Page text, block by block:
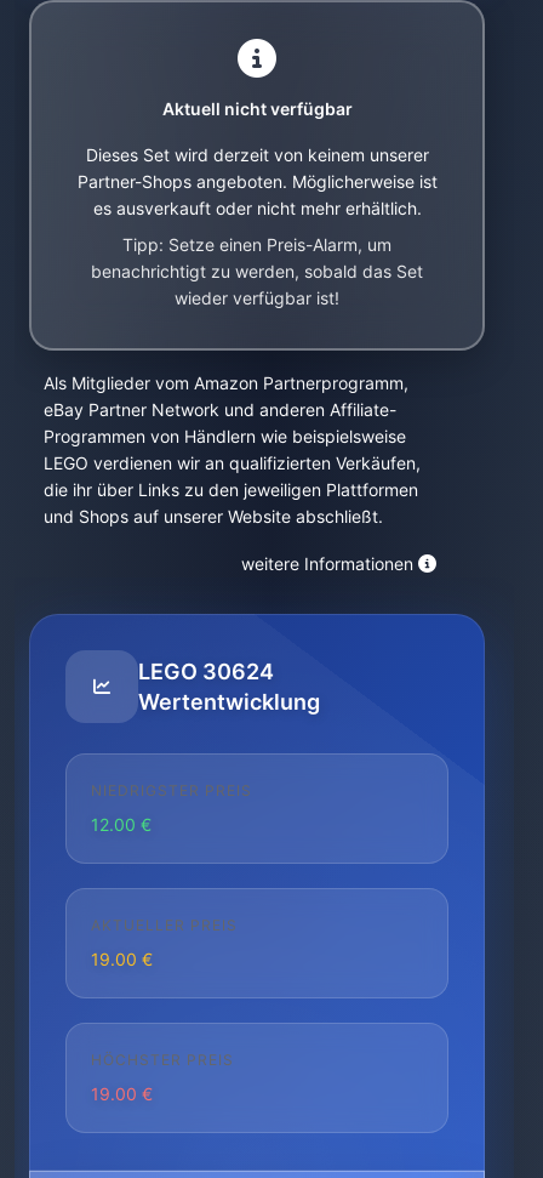
Aktuell nicht verfügbar
Dieses Set wird derzeit von keinem unserer
Partner-Shops angeboten. Möglicherweise ist
es ausverkauft oder nicht mehr erhältlich.
Tipp: Setze einen Preis-Alarm, um
benachrichtigt zu werden, sobald das Set
wieder verfügbar ist!
Als Mitglieder vom Amazon Partnerprogramm,
eBay Partner Network und anderen Affiliate-
Programmen von Händlern wie beispielsweise
LEGO verdienen wir an qualifizierten Verkäufen,
die ihr über Links zu den jeweiligen Plattformen
und Shops auf unserer Website abschließt.
weitere Informationen
LEGO 30624
Wertentwicklung
NIEDRIGSTER PREIS
12.00 €
AKTUELLER PREIS
19.00 €
HÖCHSTER PREIS
19.00 €